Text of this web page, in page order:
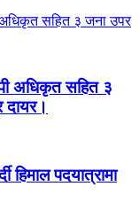
अधिकृत सहित ३
दायर।
हिमाल पदयात्रामा